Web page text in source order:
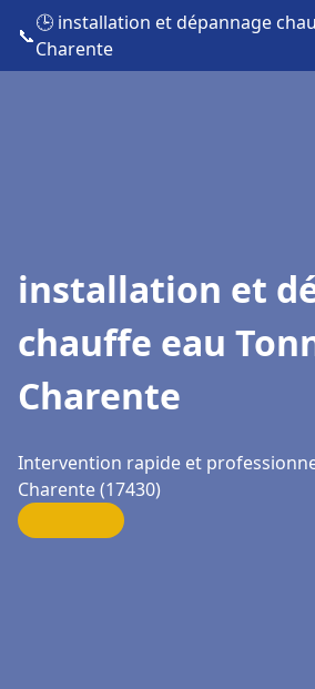
📞
🕒 installation et dépannage
Charente
installation et
chauffe eau
Charente
Intervention rapide et
Charente (17430)